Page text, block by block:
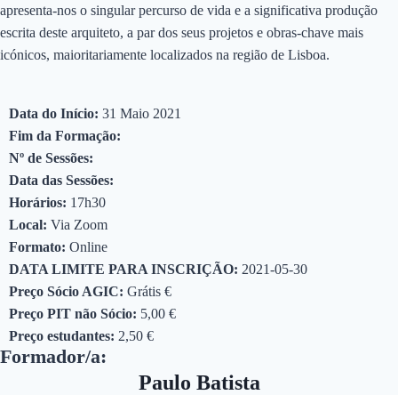
apresenta-nos o singular percurso de vida e a significativa produção
escrita deste arquiteto, a par dos seus projetos e obras-chave mais
icónicos, maioritariamente localizados na região de Lisboa.
Data do Início: 31 Maio 2021
Fim da Formação:
Nº de Sessões:
Data das Sessões:
Horários: 17h30
Local: Via Zoom
Formato: Online
DATA LIMITE PARA INSCRIÇÃO: 2021-05-30
Preço Sócio AGIC: Grátis €
Preço PIT não Sócio: 5,00 €
Preço estudantes: 2,50 €
Formador/a:
Paulo Batista